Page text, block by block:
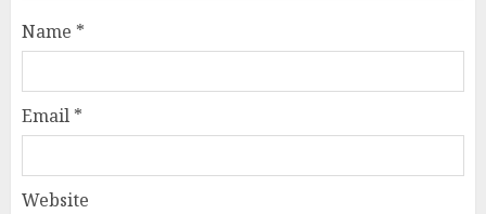
Name *
Email *
Website